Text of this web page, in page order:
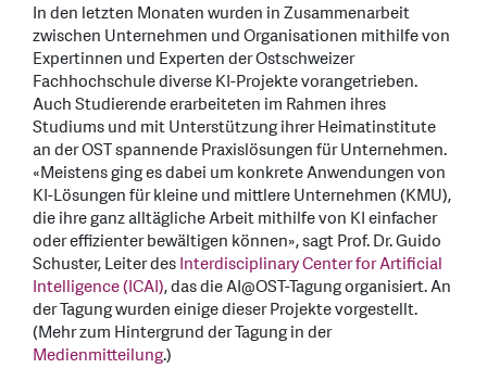
In den letzten Monaten wurden in Zusammenarbeit
zwischen Unternehmen und Organisationen mithilfe von
Expertinnen und Experten der Ostschweizer
Fachhochschule diverse KI-Projekte vorangetrieben.
Auch Studierende erarbeiteten im Rahmen ihres
Studiums und mit Unterstützung ihrer Heimatinstitute
an der OST spannende Praxislösungen für Unternehmen.
«Meistens ging es dabei um konkrete Anwendungen von
KI-Lösungen für kleine und mittlere Unternehmen (KMU),
die ihre ganz alltägliche Arbeit mithilfe von KI einfacher
oder effizienter bewältigen können», sagt Prof. Dr. Guido
Schuster, Leiter desInterdisciplinary Center for Artificial
Intelligence (ICAI), das die AI@OST-Tagung organisiert. An
der Tagung wurden einige dieser Projekte vorgestellt.
(Mehr zum Hintergrund der Tagung in der
Medienmitteilung.)